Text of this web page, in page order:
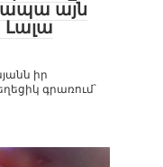
այն
Լալա
իր
գրառում՝